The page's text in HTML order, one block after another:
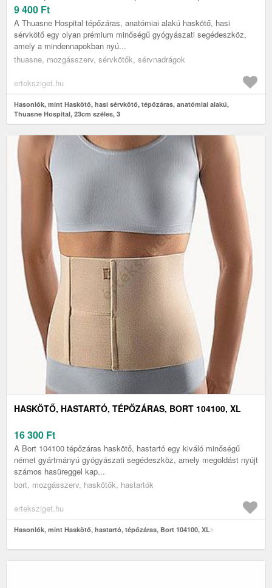
9 400 Ft
A Thuasne Hospital tépőzáras, anatómiai alakú haskötő, hasi
sérvkötő egy olyan prémium minőségű gyógyászati segédeszköz,
amely a mindennapokban nyú...
thuasne, mozgásszerv, sérvkötők, sérvnadrágok
erteksziget.hu
Hasonlók, mint Haskötő, hasi sérvkötő, tépőzáras, anatómiai alakú,
Thuasne Hospital, 23cm széles, 3
HASKÖTŐ, HASTARTÓ, TÉPŐZÁRAS, BORT 104100, XL
16 300 Ft
A Bort 104100 tépőzáras haskötő, hastartó egy kiváló minőségű
német gyártmányú gyógyászati segédeszköz, amely megoldást nyújt
számos hasüreggel kap...
bort, mozgásszerv, haskötők, hastartók
erteksziget.hu
Hasonlók, mint Haskötő, hastartó, tépőzáras, Bort 104100, XL